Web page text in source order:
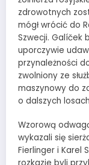
zdrowotnych
mógł wrócić do
Szwecji. Galíček
uporczywie
przynależności
zwolniony ze
maszynowy do
o dalszych
Wzorową
wykazali się
Fierlinger i Karel